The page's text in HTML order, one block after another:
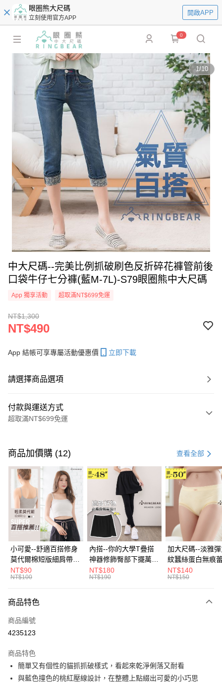
眼圈熊大尺碼
立刻使用官方APP
開啟APP
0
1/10
中大尺碼--完美比例抓破刷色反折碎花褲管前後
口袋牛仔七分褲(藍M-7L)-S79眼圈熊中大尺碼
App 獨享活動 超取滿NT$699免運
NT$1,300
NT$490
App 結帳可享專屬活動優惠價 立即下載
請選擇商品選項
付款與運送方式
超取滿NT$699免運
信用卡一次付款
超商取貨付款
LINE Pay
Apple Pay
街口支付
悠遊付
Google Pay
全盈+PAY
大哥付你分期
【大哥付你分期使用說明】
1.本服務由台灣大哥大提供，台灣大哥大用戶可立即使用無須另外申請。
流程，驗證手機門號後，選擇欲分期的期數、繳款截止日，確認付款後即完
成交易。
3.實際核准額度、可分期數及費用金額請依後續交易確認頁面所載為準。
4.訂單成立30分鐘內，如未前往確認交易或遇審核未通過，訂單將自動取
AFTEE先享後付
【關於「AFTEE先享後付」】
AFTEE先享後付是「在收到商品之後才付款」的支付方式。 讓您購物簡單
便利好安心！
１．簡單：不需註冊會員、不需綁卡、不需儲值。
ATM付款
商品加價購 (12) 查看全部
小可愛--舒適百搭修身
莫代爾棉短版細肩帶素
色背心(白.黑.灰L-2L)-
U582眼圈熊中大尺碼
NT$90
NT$100
內搭--你的大學T疊搭
神器修飾臀部下擺萬用
內搭裙/遮臀裙(黑2L-
6L)-Q155眼圈熊中大
NT$180
NT$190
加大尺碼--淡雅
紋蠶絲蛋白無痕
角內褲(白.粉.藍.
3L)-L28眼圈熊中
NT$140
NT$150
商品特色
商品編號
4235123
商品特色
簡單又有個性的貓抓抓破樣式，看起來乾淨俐落又耐看
與藍色撞色的桃紅壓線設計，在整體上點綴出可愛的小巧思